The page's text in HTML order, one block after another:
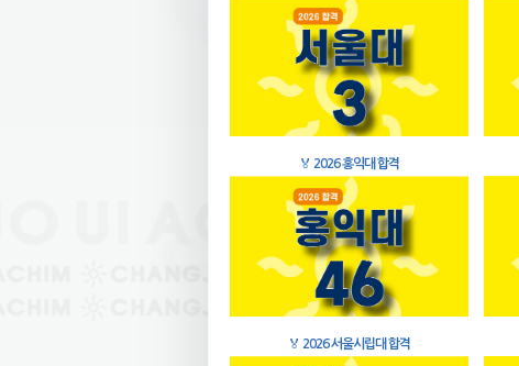
🏅 2026 홍익대 합격
🏅 2026 서울시립대 합격